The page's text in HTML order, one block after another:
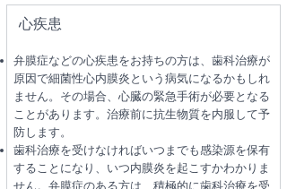
心疾患
弁膜症などの心疾患をお持ちの方は、歯科治療が
原因で細菌性心内膜炎という病気になるかもしれ
ません。その場合、心臓の緊急手術が必要となる
ことがあります。治療前に抗生物質を内服して予
防します。
歯科治療を受けなければいつまでも感染源を保有
することになり、いつ内膜炎を起こすかわかりま
せん。弁膜症のある方は、積極的に歯科治療を受